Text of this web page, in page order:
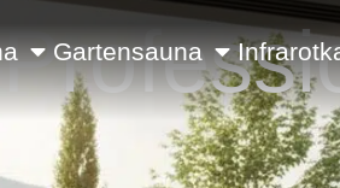
Gartensauna